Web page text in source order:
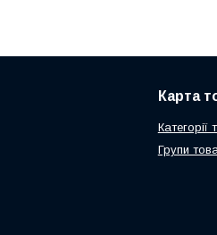
Карта
Категорії
Групи